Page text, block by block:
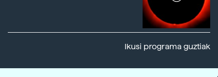
Ikusi programa guztiak